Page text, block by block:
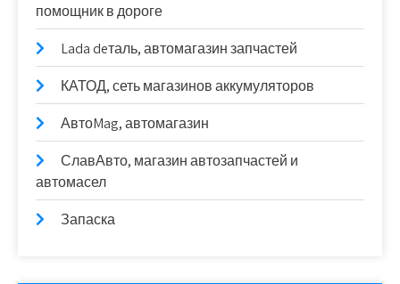
помощник в дороге
Lada deталь, автомагазин запчастей
КАТОД, сеть магазинов аккумуляторов
АвтоMag, автомагазин
СлавАвто, магазин автозапчастей и
автомасел
Запаска